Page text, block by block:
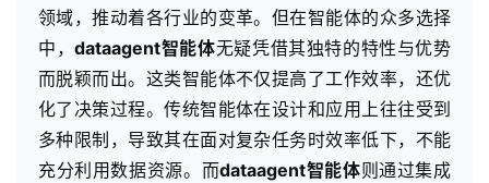
领域，推动着各行业的变革。但在智能体的众多选择
中，dataagent智能体无疑凭借其独特的特性与优势
而脱颖而出。这类智能体不仅提高了工作效率，还优
化了决策过程。传统智能体在设计和应用上往往受到
多种限制，导致其在面对复杂任务时效率低下，不能
充分利用数据资源。而dataagent智能体则通过集成